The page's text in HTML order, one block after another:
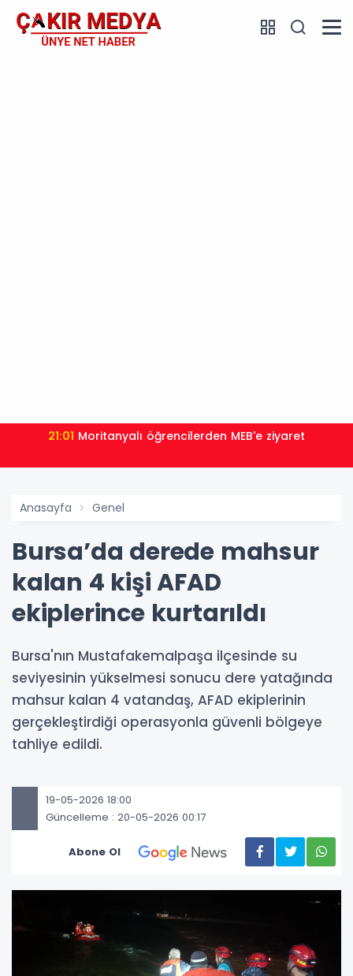
21:01 Moritanyalı öğrencilerden MEB'e ziyaret
Anasayfa Genel
Bursa’da derede mahsur
kalan 4 kişi AFAD
ekiplerince kurtarıldı
Bursa'nın Mustafakemalpaşa ilçesinde su
seviyesinin yükselmesi sonucu dere yatağında
mahsur kalan 4 vatandaş, AFAD ekiplerinin
gerçekleştirdiği operasyonla güvenli bölgeye
tahliye edildi.
19-05-2026 18:00
Güncelleme : 20-05-2026 00:17
Abone Ol